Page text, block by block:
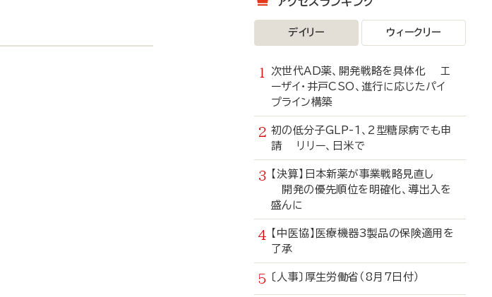
デイリー ウィークリー
次世代AD薬、開発戦略を具体化 エ
ーザイ・井戸CSO、進行に応じたパイ
プライン構築
初の低分子GLP-1、2型糖尿病でも申
請 リリー、日米で
【決算】日本新薬が事業戦略見直し
開発の優先順位を明確化、導出入を
盛んに
【中医協】医療機器3製品の保険適用を
了承
〔人事〕厚生労働省（8月7日付）